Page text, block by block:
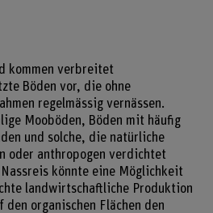
kommen verbreitet
Böden vor, die ohne
regelmässig vernässen.
Mooböden, Böden mit häufig
und solche, die natürliche
oder anthropogen verdichtet
könnte eine Möglichkeit
landwirtschaftliche Produktion
organischen Flächen den